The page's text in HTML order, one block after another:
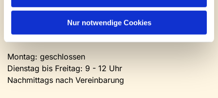
Nur notwendige Cookies
Kontakt und Öffnungszeiten
Gemeinde- und Friedhofsamt
Montag: geschlossen
Dienstag bis Freitag: 9 - 12 Uhr
Nachmittags nach Vereinbarung